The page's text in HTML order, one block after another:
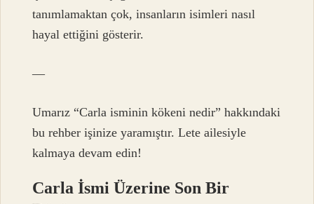
tanımlamaktan çok, insanların isimleri nasıl
hayal ettiğini gösterir.
—
Umarız “Carla isminin kökeni nedir” hakkındaki
bu rehber işinize yaramıştır. Lete ailesiyle
kalmaya devam edin!
Carla İsmi Üzerine Son Bir